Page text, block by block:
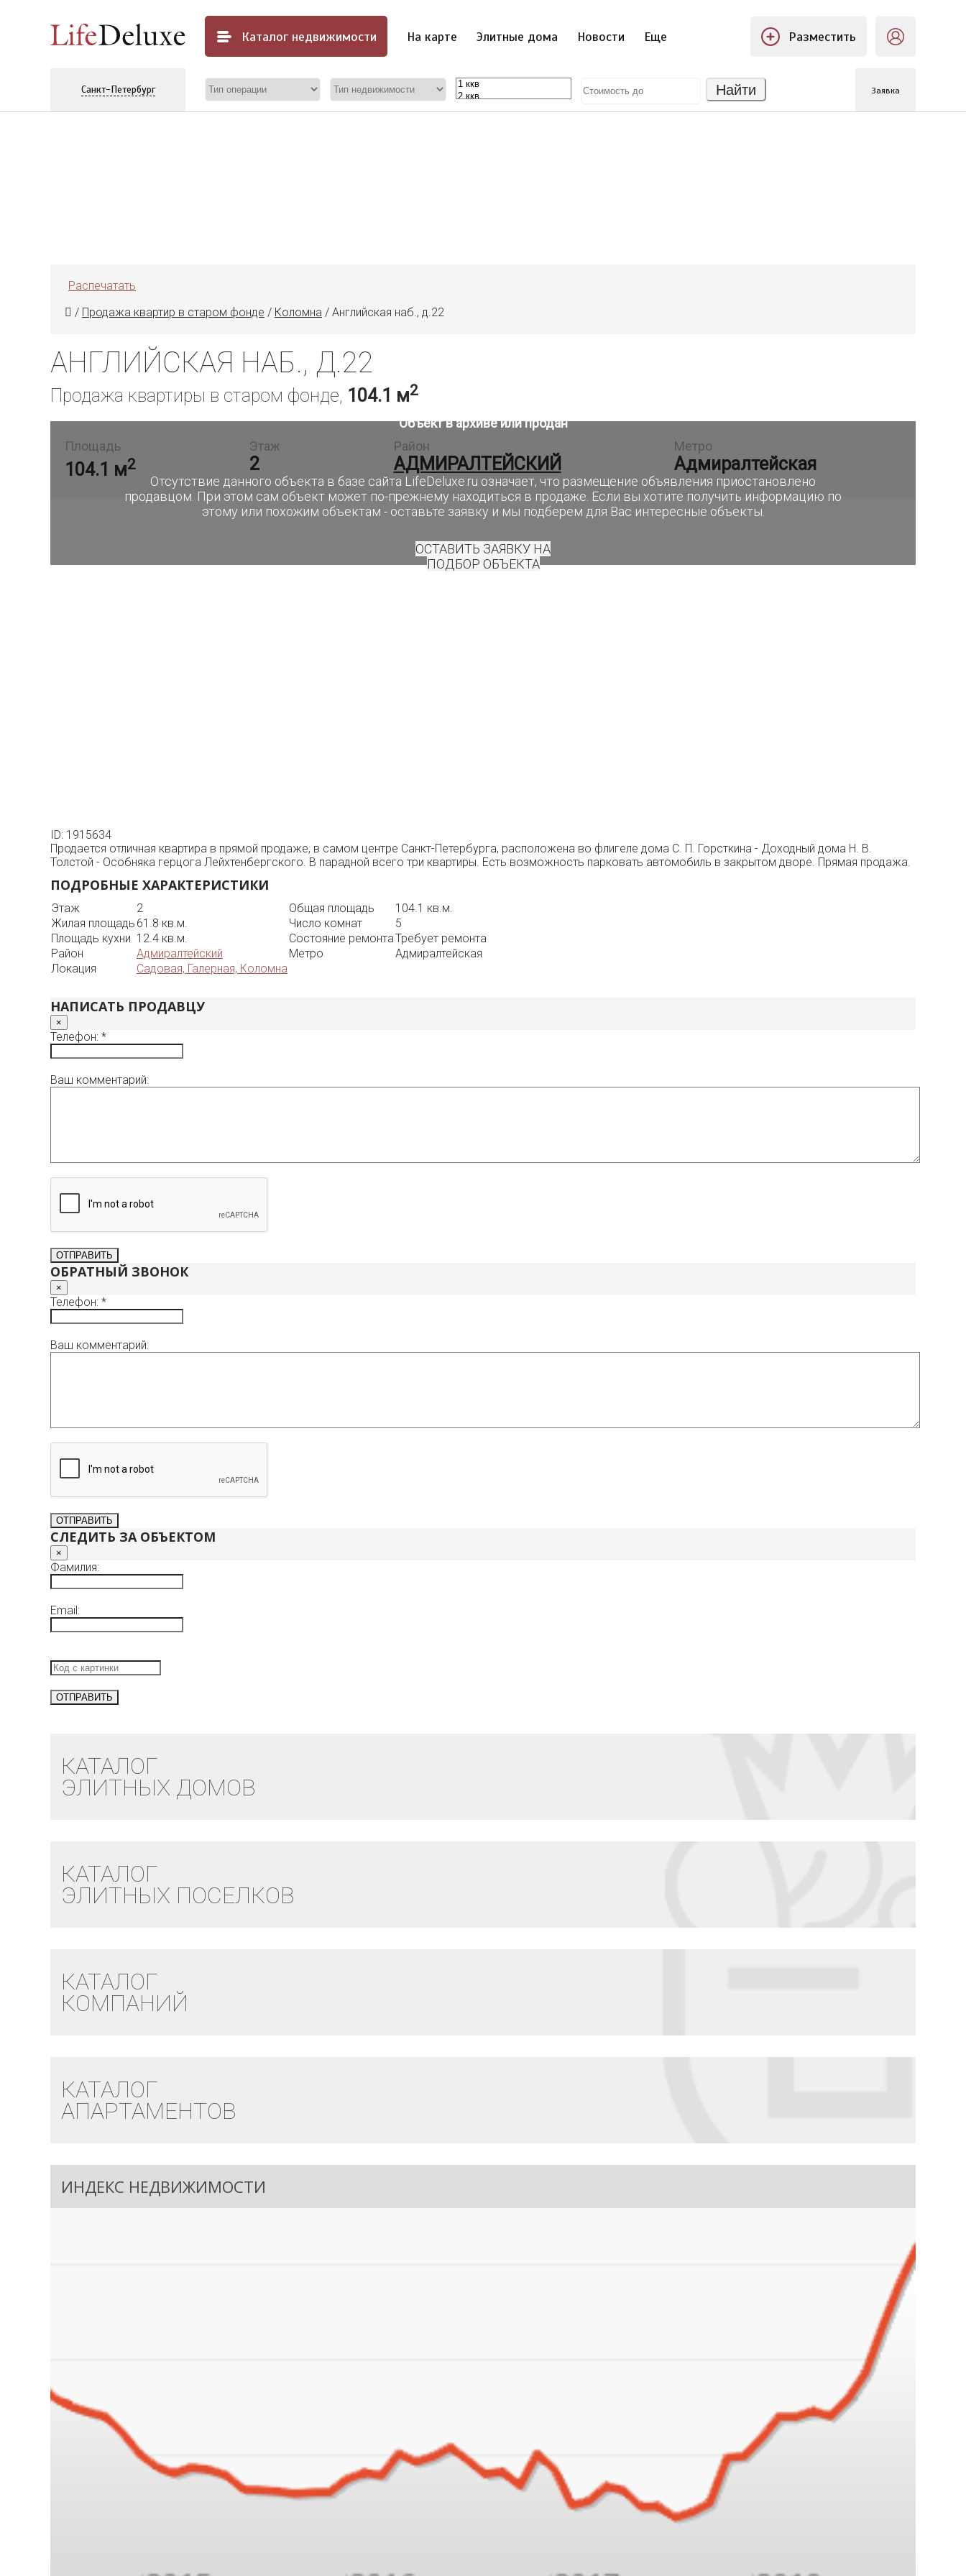
Каталог недвижимости На карте Элитные дома Новости Еще Разместить
Санкт-Петербург Найти Заявка
Распечатать
/ Продажа квартир в старом фонде / Коломна / Английская наб., д.22
АНГЛИЙСКАЯ НАБ., Д.22
Продажа квартиры в старом фонде, 104.1 м2
Объект в архиве или продан
Отсутствие данного объекта в базе сайта LifeDeluxe.ru означает, что размещение объявления приостановлено
продавцом. При этом сам объект может по-прежнему находиться в продаже. Если вы хотите получить информацию по
этому или похожим объектам - оставьте заявку и мы подберем для Вас интересные объекты.
ОСТАВИТЬ ЗАЯВКУ НА
ПОДБОР ОБЪЕКТА
Площадь
104.1 м2
Этаж
2
Район
АДМИРАЛТЕЙСКИЙ
Метро
Адмиралтейская
ID: 1915634
Продается отличная квартира в прямой продаже, в самом центре Санкт-Петербурга, расположена во флигеле дома С. П. Горсткина - Доходный дома Н. В.
Толстой - Особняка герцога Лейхтенбергского. В парадной всего три квартиры. Есть возможность парковать автомобиль в закрытом дворе. Прямая продажа.
ПОДРОБНЫЕ ХАРАКТЕРИСТИКИ
Этаж 2 Общая площадь
104.1 кв.м.
Жилая площадь 61.8 кв.м. Число комнат
5
Площадь кухни 12.4 кв.м. Состояние ремонтаТребует ремонта
Район
Адмиралтейский Метро
Адмиралтейская
Локация
Садовая, Галерная, Коломна
НАПИСАТЬ ПРОДАВЦУ
×
Телефон: *
Ваш комментарий:
ОБРАТНЫЙ ЗВОНОК
×
Телефон: *
Ваш комментарий:
СЛЕДИТЬ ЗА ОБЪЕКТОМ
×
Фамилия:
Email:
КАТАЛОГ
ЭЛИТНЫХ ДОМОВ
КАТАЛОГ
ЭЛИТНЫХ ПОСЕЛКОВ
КАТАЛОГ
КОМПАНИЙ
КАТАЛОГ
АПАРТАМЕНТОВ
ИНДЕКС НЕДВИЖИМОСТИ